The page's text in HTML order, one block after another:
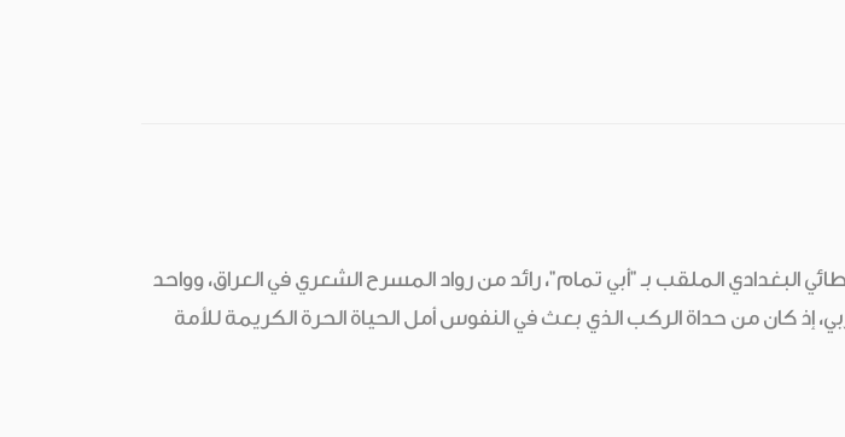
الملقب بـ "أبي تمام"، رائد من رواد المسرح الشعري في العراق، وواحد
إذ كان من حداة الركب الذي بعث في النفوس أمل الحياة الحرة الكريمة للأمة